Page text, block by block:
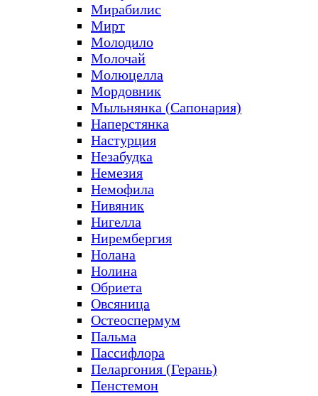
Мирабилис
Мирт
Молодило
Молочай
Молюцелла
Мордовник
Мыльнянка (Сапонария)
Наперстянка
Настурция
Незабудка
Немезия
Немофила
Нивяник
Нигелла
Нирембергия
Нолана
Нолина
Обриета
Овсяница
Остеоспермум
Пальма
Пассифлора
Пеларгония (Герань)
Пенстемон